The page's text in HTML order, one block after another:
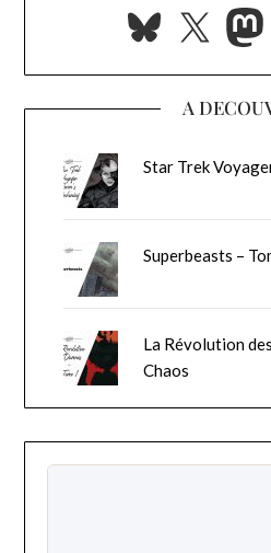
Bluesky
X
A
Star Trek
Superbeasts –
La Révolution
Chaos